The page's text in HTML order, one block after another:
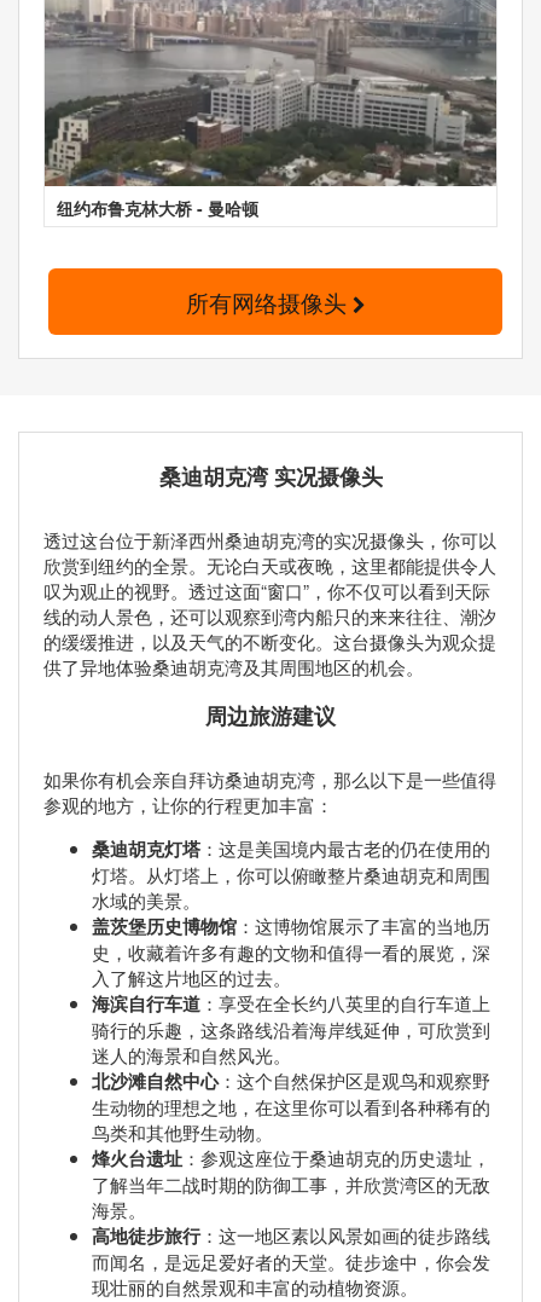
纽约布鲁克林大桥 - 曼哈顿
所有网络摄像头
桑迪胡克湾 实况摄像头
透过这台位于新泽西州桑迪胡克湾的实况摄像头，你可以
欣赏到纽约的全景。无论白天或夜晚，这里都能提供令人
叹为观止的视野。透过这面“窗口”，你不仅可以看到天际
线的动人景色，还可以观察到湾内船只的来来往往、潮汐
的缓缓推进，以及天气的不断变化。这台摄像头为观众提
供了异地体验桑迪胡克湾及其周围地区的机会。
周边旅游建议
如果你有机会亲自拜访桑迪胡克湾，那么以下是一些值得
参观的地方，让你的行程更加丰富：
桑迪胡克灯塔 ：这是美国境内最古老的仍在使用的
灯塔。从灯塔上，你可以俯瞰整片桑迪胡克和周围
水域的美景。
盖茨堡历史博物馆 ：这博物馆展示了丰富的当地历
史，收藏着许多有趣的文物和值得一看的展览，深
入了解这片地区的过去。
海滨自行车道 ：享受在全长约八英里的自行车道上
骑行的乐趣，这条路线沿着海岸线延伸，可欣赏到
迷人的海景和自然风光。
北沙滩自然中心：这个自然保护区是观鸟和观察野
生动物的理想之地，在这里你可以看到各种稀有的
鸟类和其他野生动物。
烽火台遗址 ：参观这座位于桑迪胡克的历史遗址，
了解当年二战时期的防御工事，并欣赏湾区的无敌
海景。
高地徒步旅行：这一地区素以风景如画的徒步路线
而闻名，是远足爱好者的天堂。徒步途中，你会发
现壮丽的自然景观和丰富的动植物资源。